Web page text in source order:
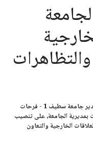
جامعة سطيف 1 - فرحات
بمديرية الجامعة، على تنصيب
الخارجية والتعاون